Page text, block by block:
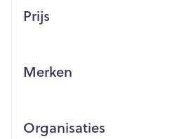
Prijs
Merken
Organisaties